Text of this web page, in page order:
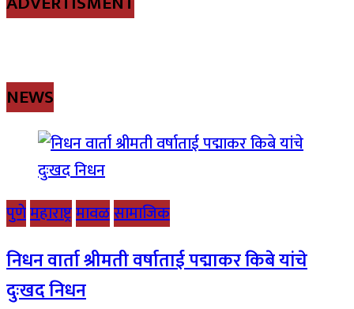
NEWS
पुणेमहाराष्ट्रमावळसामाजिक
निधन वार्ता श्रीमती वर्षाताई पद्माकर किबे यांचे
दुःखद निधन